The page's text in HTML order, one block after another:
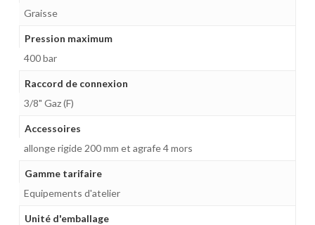
Graisse
Pression maximum
400 bar
Raccord de connexion
3/8" Gaz (F)
Accessoires
allonge rigide 200 mm et agrafe 4 mors
Gamme tarifaire
Equipements d'atelier
Unité d'emballage